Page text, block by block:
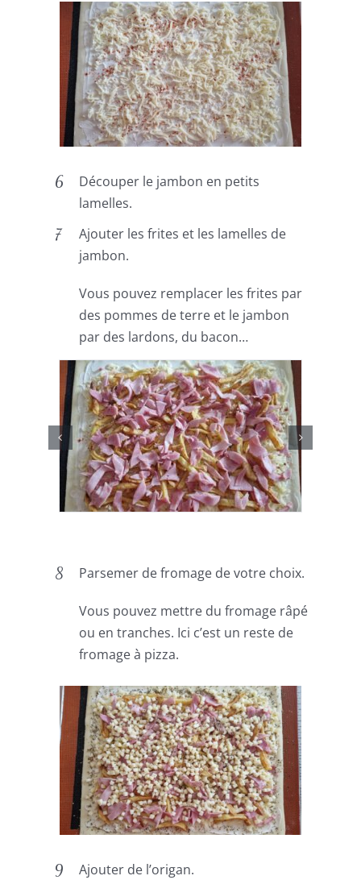
Découper le jambon en petits
lamelles.
Ajouter les frites et les lamelles de
jambon.
Vous pouvez remplacer les frites par
des pommes de terre et le jambon
par des lardons, du bacon…
Parsemer de fromage de votre choix.
Vous pouvez mettre du fromage râpé
ou en tranches. Ici c’est un reste de
fromage à pizza.
Ajouter de l’origan.